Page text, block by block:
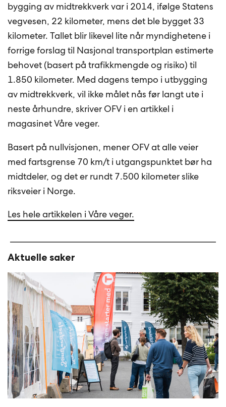
bygging av midtrekkverk var i 2014, ifølge Statens
vegvesen, 22 kilometer, mens det ble bygget 33
kilometer. Tallet blir likevel lite når myndighetene i
forrige forslag til Nasjonal transportplan estimerte
behovet (basert på trafikkmengde og risiko) til
1.850 kilometer. Med dagens tempo i utbygging
av midtrekkverk, vil ikke målet nås før langt ute i
neste århundre, skriver OFV i en artikkel i
magasinet Våre veger.
Basert på nullvisjonen, mener OFV at alle veier
med fartsgrense 70 km/t i utgangspunktet bør ha
midtdeler, og det er rundt 7.500 kilometer slike
riksveier i Norge.
Les hele artikkelen i Våre veger.
Aktuelle saker